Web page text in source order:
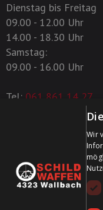
Dienstag bis Freitag
09.00 - 12.00 Uhr
14.00 - 18.30 Uhr
Samstag:
09.00 - 16.00 Uhr
Tel: 061 861 14 27
+41 61 861 14
+41 61 861 14Wir